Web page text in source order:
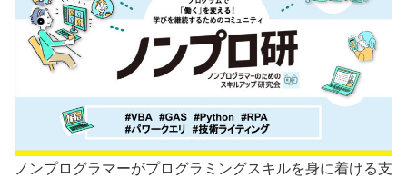
ノンプログラマーがプログラミングスキルを身に着ける支